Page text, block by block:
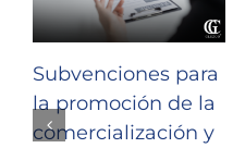
Subvenciones para
la promoción de la
comercialización y